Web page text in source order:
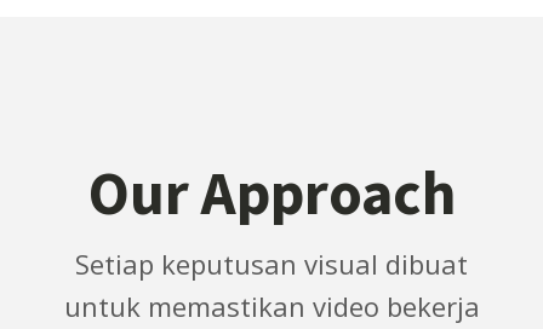
Our Approach
Setiap keputusan visual dibuat
untuk memastikan video bekerja